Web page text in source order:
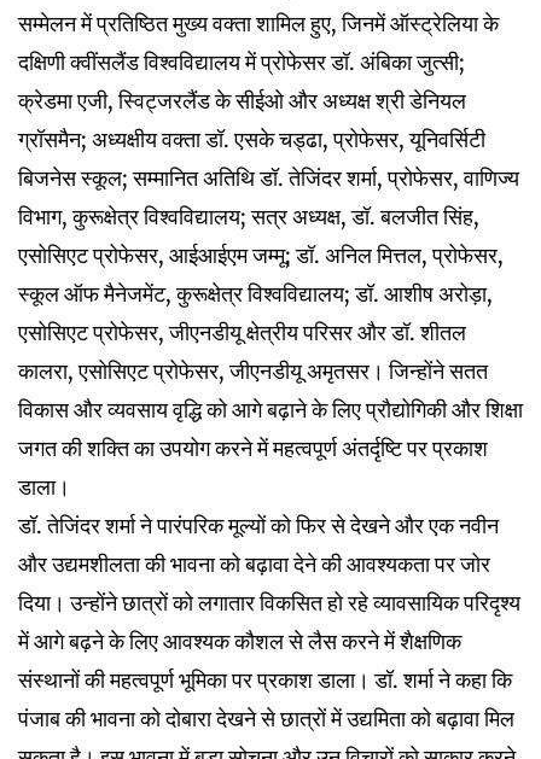
सम्मेलन में प्रतिष्ठित मुख्य वक्ता शामिल हुए, जिनमें ऑस्ट्रेलिया के
दक्षिणी क्वींसलैंड विश्वविद्यालय में प्रोफेसर डॉ. अंबिका जुत्सी;
क्रेडमा एजी, स्विट्जरलैंड के सीईओ और अध्यक्ष श्री डेनियल
ग्रॉसमैन; अध्यक्षीय वक्ता डॉ. एसके चड्ढा, प्रोफेसर, यूनिवर्सिटी
बिजनेस स्कूल; सम्मानित अतिथि डॉ. तेजिंदर शर्मा, प्रोफेसर, वाणिज्य
विभाग, कुरूक्षेत्र विश्वविद्यालय; सत्र अध्यक्ष, डॉ. बलजीत सिंह,
एसोसिएट प्रोफेसर, आईआईएम जम्मू; डॉ. अनिल मित्तल, प्रोफेसर,
स्कूल ऑफ मैनेजमेंट, कुरूक्षेत्र विश्वविद्यालय; डॉ. आशीष अरोड़ा,
एसोसिएट प्रोफेसर, जीएनडीयू क्षेत्रीय परिसर और डॉ. शीतल
कालरा, एसोसिएट प्रोफेसर, जीएनडीयू अमृतसर। जिन्होंने सतत
विकास और व्यवसाय वृद्धि को आगे बढ़ाने के लिए प्रौद्योगिकी और शिक्षा
जगत की शक्ति का उपयोग करने में महत्वपूर्ण अंतर्दृष्टि पर प्रकाश
डाला।
डॉ. तेजिंदर शर्मा ने पारंपरिक मूल्यों को फिर से देखने और एक नवीन
और उद्यमशीलता की भावना को बढ़ावा देने की आवश्यकता पर जोर
दिया। उन्होंने छात्रों को लगातार विकसित हो रहे व्यावसायिक परिदृश्य
में आगे बढ़ने के लिए आवश्यक कौशल से लैस करने में शैक्षणिक
संस्थानों की महत्वपूर्ण भूमिका पर प्रकाश डाला। डॉ. शर्मा ने कहा कि
पंजाब की भावना को दोबारा देखने से छात्रों में उद्यमिता को बढ़ावा मिल